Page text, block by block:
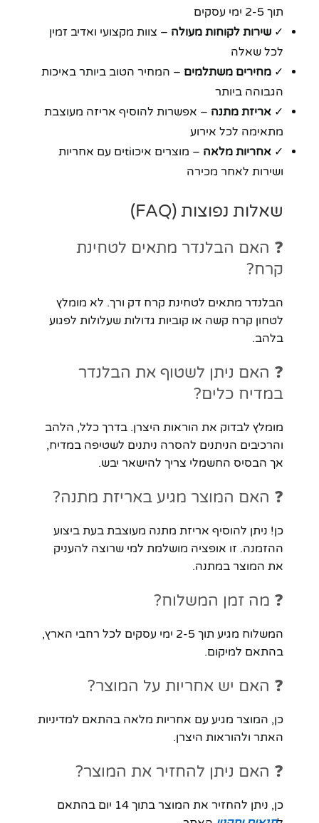
תוך 2-5 ימי עסקים
✓ שירות לקוחות מעולה – צוות מקצועי ואדיב זמין
לכל שאלה
✓ מחירים משתלמים – המחיר הטוב ביותר באיכות
הגבוהה ביותר
✓ אריזת מתנה – אפשרות להוסיף אריזה מעוצבת
מתאימה לכל אירוע
✓ אחריות מלאה
– מוצרים איכוtiים עם אחריות
ושירות לאחר מכירה
שאלות נפוצות (FAQ)
❓ האם הבלנדר מתאים לטחינת
קרח?
הבלנדר מתאים לטחינת קרח דק ורך. לא מומלץ
לטחון קרח קשה או קוביות גדולות שעלולות לפגוע
בלהב.
❓ האם ניתן לשטוף את הבלנדר
במדיח כלים?
מומלץ לבדוק את הוראות היצרן. בדרך כלל, הלהב
והרכיבים הניתנים להסרה ניתנים לשטיפה במדיח,
אך הבסיס החשמלי צריך להישאר יבש.
❓ האם המוצר מגיע באריזת מתנה?
כן! ניתן להוסיף אריזת מתנה מעוצבת בעת ביצוע
ההזמנה. זו אופציה מושלמת למי שרוצה להעניק
את המוצר במתנה.
❓ מה זמן המשלוח?
המשלוח מגיע תוך 2-5 ימי עסקים לכל רחבי הארץ,
בהתאם למיקום.
❓ האם יש אחריות על המוצר?
כן, המוצר מגיע עם אחריות מלאה בהתאם למדיניות
האתר ולהוראות היצרן.
❓ האם ניתן להחזיר את המוצר?
כן, ניתן להחזיר את המוצר בתוך 14 יום בהתאם